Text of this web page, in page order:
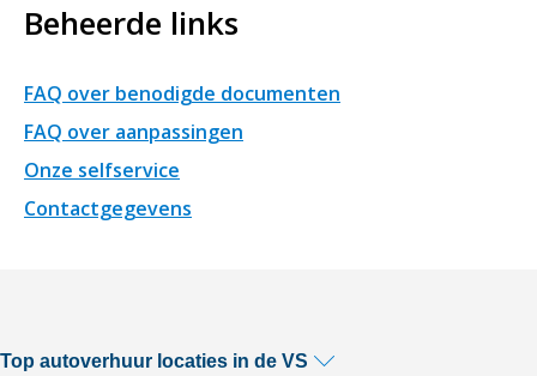
Beheerde links
FAQ over benodigde documenten
FAQ over aanpassingen
Onze selfservice
Contactgegevens
Top autoverhuur locaties in de VS